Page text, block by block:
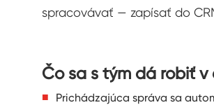
spracovávať — zapísať do
Čo sa s tým dá robiť v
Prichádzajúca správa sa